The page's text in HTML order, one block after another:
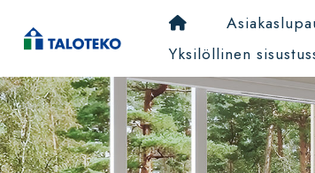
Yksilöllinen